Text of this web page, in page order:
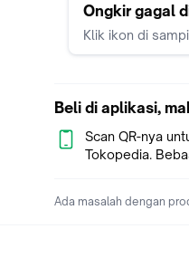
bisa confirm lebih
Produk dalam box
Biaya kirim melalui
Batas Pengiriman
Batas Pengiriman
Batas Pengiriman
Tanggal merah,
WAJIB VIDEO
Ongkir gagal
Klik ikon di
Beli di aplikasi,
Scan QR-nya
Tokopedia.
Ada masalah dengan